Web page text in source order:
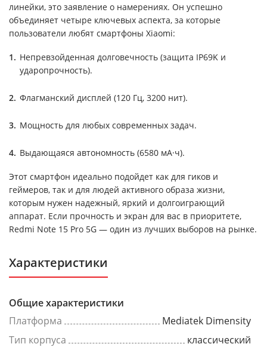
линейки, это заявление о намерениях. Он успешно
объединяет четыре ключевых аспекта, за которые
пользователи любят смартфоны Xiaomi:
Непревзойденная долговечность (защита IP69K и
ударопрочность).
Флагманский дисплей (120 Гц, 3200 нит).
Мощность для любых современных задач.
Выдающаяся автономность (6580 мА·ч).
Этот смартфон идеально подойдет как для гиков и
геймеров, так и для людей активного образа жизни,
которым нужен надежный, яркий и долгоиграющий
аппарат. Если прочность и экран для вас в приоритете,
Redmi Note 15 Pro 5G — один из лучших выборов на рынке.
Характеристики
Общие характеристики
Платформа
Mediatek Dimensity
Тип корпуса
классический